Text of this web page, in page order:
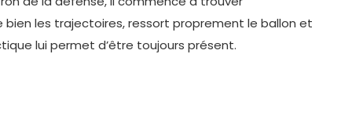
les trajectoires, ressort proprement le ballon et
lui permet d’être toujours présent.